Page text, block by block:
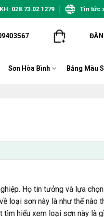
028.73.02.1279 Tin tức
Sơn Hòa Bình Bảng Màu
Họ tin tưởng và lựa
loại sơn này là như thế nào
hiểu xem loại sơn này là